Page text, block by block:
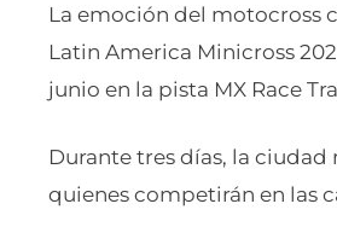
La emoción del motocross
Latin America Minicross
junio en la pista MX Race
Durante tres días, la
quienes competirán en las